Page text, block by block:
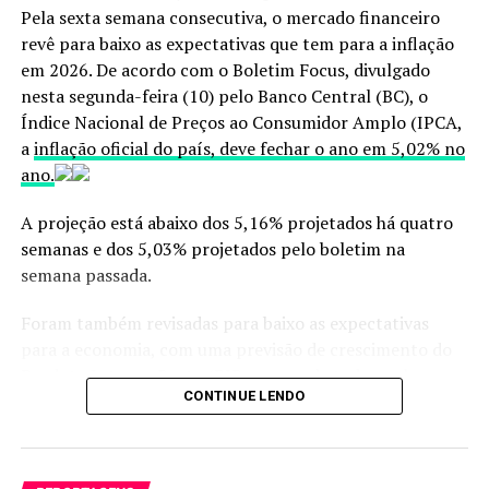
No Código Penal, o homicídio qualificado prevê pena de
reclusãode 12 a 30 anos. O agravante proposto pelo
projeto poderá ser aplicado ainda quando o crime for
cometido contra cônjuge, companheiro ou parente,
inclusive por afinidade, até o terceiro grau, em razão
desse parentesco com os detentores dos cargos citados.
mesmas situações.
O texto também considera
Segundo o Código Penal, são consideradas lesões de
natureza gravíssima aquelas das quais resultam
Pela sexta semana consecutiva, o mercado financeiro
revê para baixo as expectativas que tem para a inflação
em 2026. De acordo com o Boletim Focus, divulgado
nesta segunda-feira (10) pelo Banco Central (BC), o
Índice Nacional de Preços ao Consumidor Amplo (IPCA,
ainflação oficial do país, deve fechar o ano em 5,02% no
ano.
A projeção está abaixo dos 5,16% projetados há quatro
semanas e dos 5,03% projetados pelo boletim na
semana passada.
Foram também revisadas para baixo as expectativas
Produto Interno Bruto (PIB, a soma de todos os bens e
serviços produzidos no país) de 1,98%, após cinco
1,99%.
CONTINUE LENDO